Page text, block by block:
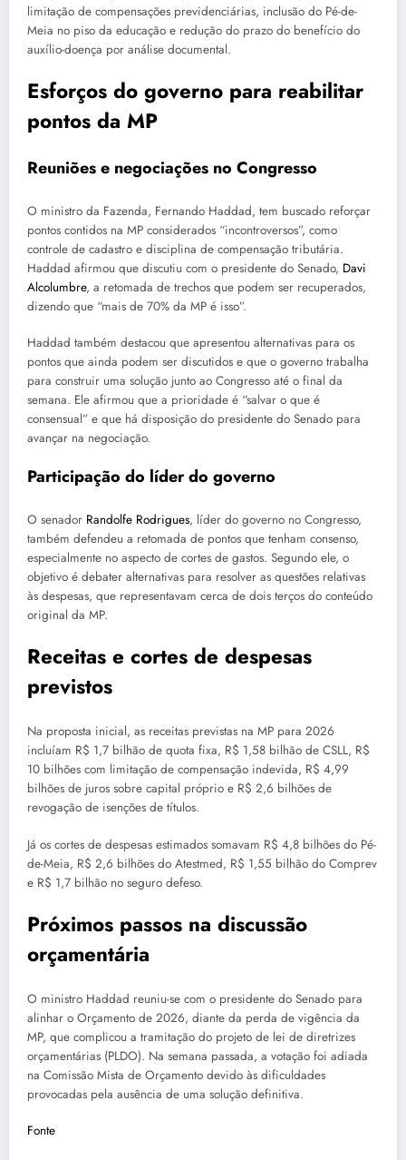
limitação de compensações previdenciárias, inclusão do Pé-de-
Meia no piso da educação e redução do prazo do benefício do
auxílio-doença por análise documental.
Esforços do governo para reabilitar
pontos da MP
Reuniões e negociações no Congresso
O ministro da Fazenda, Fernando Haddad, tem buscado reforçar
pontos contidos na MP considerados “incontroversos”, como
controle de cadastro e disciplina de compensação tributária.
Haddad afirmou que discutiu com o presidente do Senado, Davi
Alcolumbre, a retomada de trechos que podem ser recuperados,
dizendo que “mais de 70% da MP é isso”.
Haddad também destacou que apresentou alternativas para os
pontos que ainda podem ser discutidos e que o governo trabalha
para construir uma solução junto ao Congresso até o final da
semana. Ele afirmou que a prioridade é “salvar o que é
consensual” e que há disposição do presidente do Senado para
avançar na negociação.
Participação do líder do governo
O senador Randolfe Rodrigues, líder do governo no Congresso,
também defendeu a retomada de pontos que tenham consenso,
especialmente no aspecto de cortes de gastos. Segundo ele, o
objetivo é debater alternativas para resolver as questões relativas
às despesas, que representavam cerca de dois terços do conteúdo
original da MP.
Receitas e cortes de despesas
previstos
Na proposta inicial, as receitas previstas na MP para 2026
incluíam R$ 1,7 bilhão de quota fixa, R$ 1,58 bilhão de CSLL, R$
10 bilhões com limitação de compensação indevida, R$ 4,99
bilhões de juros sobre capital próprio e R$ 2,6 bilhões de
revogação de isenções de títulos.
Já os cortes de despesas estimados somavam R$ 4,8 bilhões do Pé-
de-Meia, R$ 2,6 bilhões do Atestmed, R$ 1,55 bilhão do Comprev
e R$ 1,7 bilhão no seguro defeso.
Próximos passos na discussão
orçamentária
O ministro Haddad reuniu-se com o presidente do Senado para
alinhar o Orçamento de 2026, diante da perda de vigência da
MP, que complicou a tramitação do projeto de lei de diretrizes
orçamentárias (PLDO). Na semana passada, a votação foi adiada
na Comissão Mista de Orçamento devido às dificuldades
provocadas pela ausência de uma solução definitiva.
Fonte